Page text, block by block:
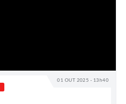
01 OUT 2025 - 13h40